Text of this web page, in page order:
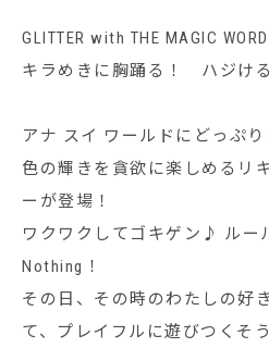
GLITTER with THE MAGIC
キラめきに胸踊る！ ハジけ
アナ スイ ワールドにどっぷり
色の輝きを貪欲に楽しめるリ
ーが登場！
ワクワクしてゴキゲン♪ ルー
Nothing！
その日、その時のわたしの好
て、プレイフルに遊びつくそう